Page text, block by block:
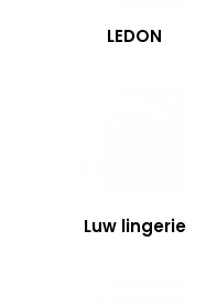
LEDON
Luw lingerie